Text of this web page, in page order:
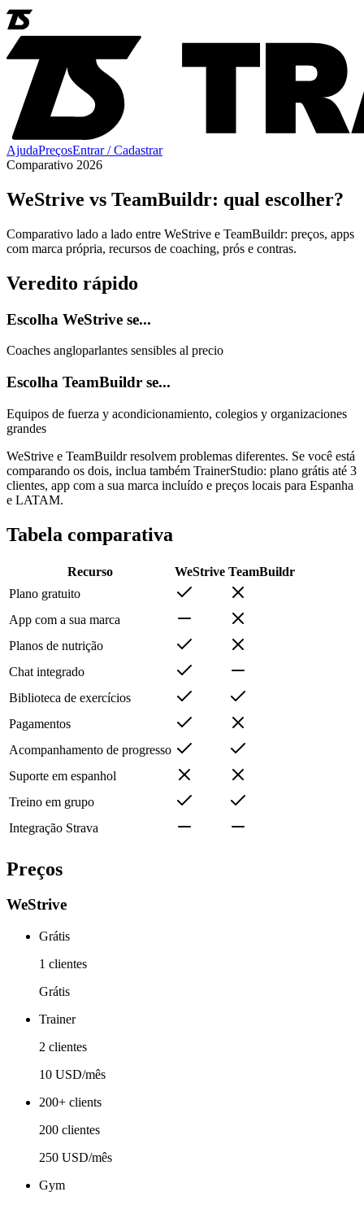
AjudaPreçosEntrar / Cadastrar
Comparativo 2026
WeStrive vs TeamBuildr: qual escolher?
Comparativo lado a lado entre WeStrive e TeamBuildr: preços, apps
com marca própria, recursos de coaching, prós e contras.
Veredito rápido
Escolha WeStrive se...
Coaches angloparlantes sensibles al precio
Escolha TeamBuildr se...
Equipos de fuerza y acondicionamiento, colegios y organizaciones
grandes
WeStrive e TeamBuildr resolvem problemas diferentes. Se você está
comparando os dois, inclua também TrainerStudio: plano grátis até 3
clientes, app com a sua marca incluído e preços locais para Espanha
e LATAM.
Tabela comparativa
Recurso WeStrive TeamBuildr
Plano gratuito
App com a sua marca
Planos de nutrição
Chat integrado
Biblioteca de exercícios
Pagamentos
Acompanhamento de progresso
Suporte em espanhol
Treino em grupo
Integração Strava
Preços
WeStrive
Grátis
1 clientes
Grátis
Trainer
2 clientes
10 USD/mês
200+ clients
200 clientes
250 USD/mês
Gym